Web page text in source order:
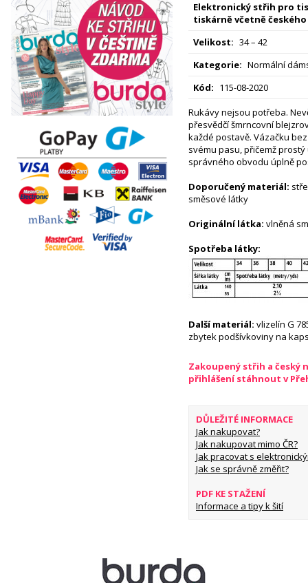
Elektronický střih pro
tiskárně včetně českého
Velikost: 34 – 42
Kategorie: Normální
Kód: 115-08-2020
Rukávy nejsou potřeba.
přesvědčí šmrncovní
každé postavě. Vázačku
svému pasu, přičemž
správného obvodu úplně
Doporučený materiál:
směsové látky
Originální látka: vlněná
Spotřeba látky:
Další materiál: vlizelín G
zbytek podšívkoviny na
Zakoupený střih a český
přihlášení stáhnout v
DŮLEŽITÉ INFORMACE
Jak nakupovat?
Jak nakupovat mimo ČR?
Jak pracovat s
Jak se správně změřit?
PDF KE STAŽENÍ
Informace a tipy k šití